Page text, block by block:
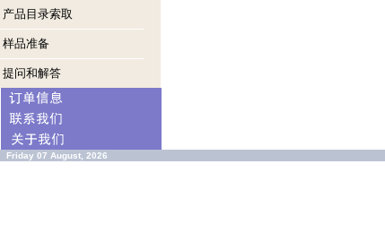
产品目录索取
样品准备
提问和解答
Friday 07 August, 2026